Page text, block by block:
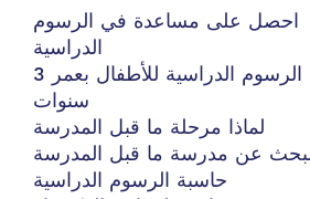
احصل على مساعدة في الرسوم
الدراسية
رصيد الرسوم الدراسية للأطفال بعمر 3
سنوات
لماذا مرحلة ما قبل المدرسة
عن مدرسة ما قبل المدرسة
حاسبة الرسوم الدراسية